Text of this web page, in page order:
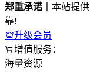
郑重承诺 丨本站提
靠!
升级会员
增值服务：
海量资源